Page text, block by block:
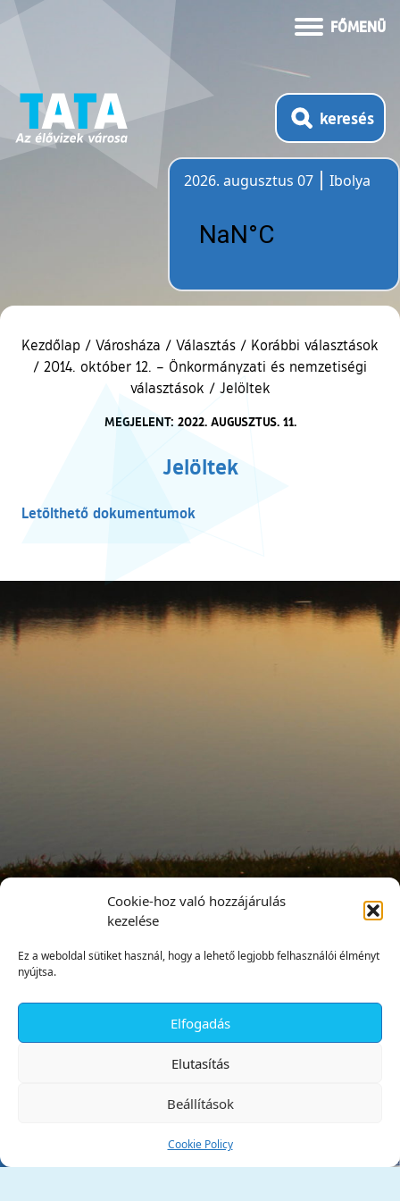
Cookie-hoz való hozzájárulás
kezelése
Ez a weboldal sütiket használ, hogy a lehető legjobb felhasználói élményt
nyújtsa.
Elfogadás
Elutasítás
Beállítások
Cookie Policy
FŐMENÜ
keresés
2026. augusztus 07
Ibolya
Kezdőlap / Városháza / Választás / Korábbi választások
/ 2014. október 12. – Önkormányzati és nemzetiségi
választások / Jelöltek
MEGJELENT: 2022. AUGUSZTUS. 11.
Jelöltek
Letölthető dokumentumok
Tata Város Önkormányzata
✕